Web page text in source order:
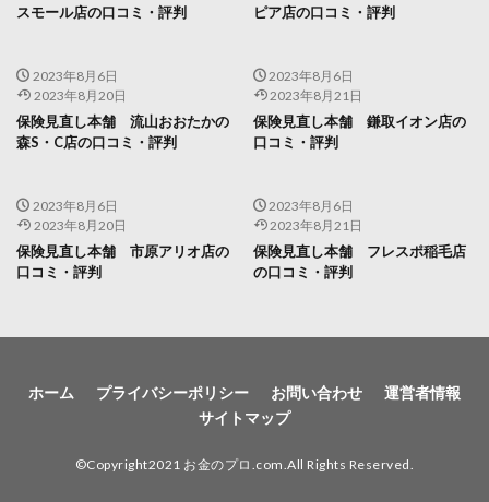
スモール店の口コミ・評判
ピア店の口コミ・評判
2023年8月6日
2023年8月20日
保険見直し本舗 流山おおたかの
森S・C店の口コミ・評判
2023年8月6日
2023年8月21日
保険見直し本舗 鎌取イオン店の
口コミ・評判
2023年8月6日
2023年8月20日
保険見直し本舗 市原アリオ店の
口コミ・評判
2023年8月6日
2023年8月21日
保険見直し本舗 フレスポ稲毛店
の口コミ・評判
ホーム プライバシーポリシー お問い合わせ
運営者情報
サイトマップ
©Copyright2021 お金のプロ.com.All Rights Reserved.